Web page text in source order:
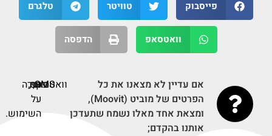
פייסבוק טוויטר טלגרם
וואטסאפ הדפסה
אם עדיין לא מצאנו את כל
הפרטים של מוביט (Moovit),
ומצאת אחד מאלו נשמח שתעדכן
אותנו בהקדם;
וואטסאפ,
SMS,
פקס,
תודה
על
השימוש.